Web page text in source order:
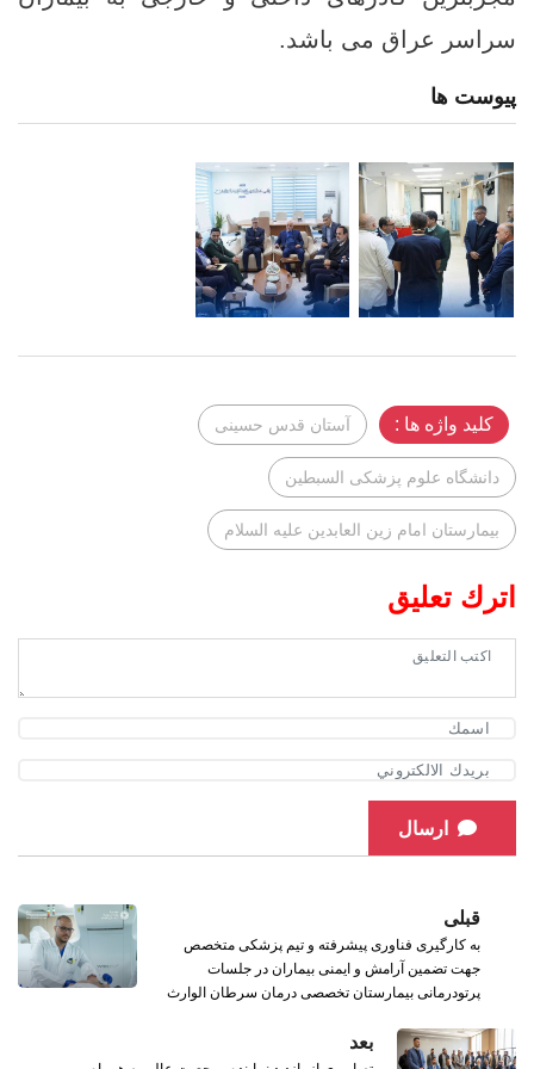
سراسر عراق می باشد.
پیوست ها
کلید واژه ها : آستان قدس حسینی
دانشگاه علوم پزشکی السبطین
بیمارستان امام زین العابدین علیه السلام
اترك تعليق
ارسال
قبلی
به کارگیری فناوری پیشرفته و تیم پزشکی متخصص
جهت تضمین آرامش و ایمنی بیماران در جلسات
پرتودرمانی بیمارستان تخصصی درمان سرطان الوارث
بعد